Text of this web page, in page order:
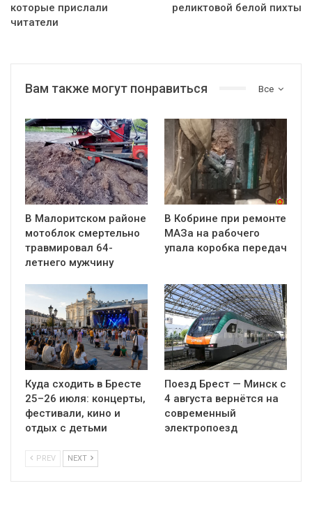
которые прислали
читатели
реликтовой белой пихты
Все
Вам также могут понравиться
В Малоритском районе
мотоблок смертельно
травмировал 64-
летнего мужчину
В Кобрине при ремонте
МАЗа на рабочего
упала коробка передач
Куда сходить в Бресте
25–26 июля: концерты,
фестивали, кино и
отдых с детьми
Поезд Брест — Минск с
4 августа вернётся на
современный
электропоезд
PREV NEXT